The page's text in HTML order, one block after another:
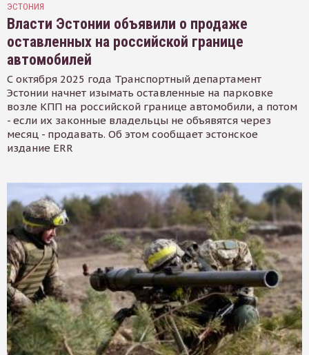
ЭСТОНИЯ
Власти Эстонии объявили о продаже
оставленных на российской границе
автомобилей
С октября 2025 года Транспортный департамент
Эстонии начнет изымать оставленные на парковке
возле КПП на российской границе автомобили, а потом
- если их законные владельцы не объявятся через
месяц - продавать. Об этом сообщает эстонское
издание ERR